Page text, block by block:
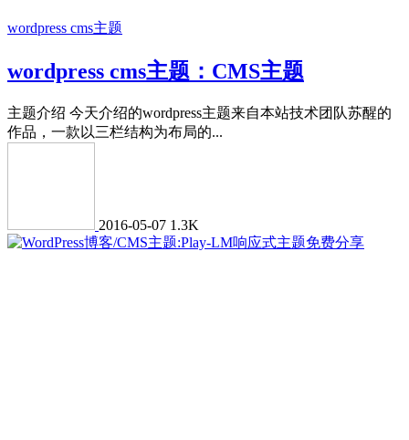
wordpress cms主题
wordpress cms主题：CMS主题
主题介绍 今天介绍的wordpress主题来自本站技术团队苏醒的
作品，一款以三栏结构为布局的...
2016-05-07 1.3K